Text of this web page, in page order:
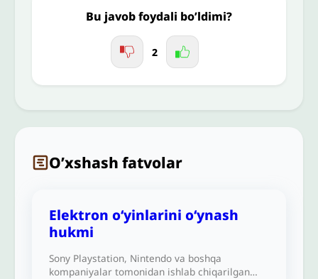
Bu javob foydali bo’ldimi?
2
O’xshash fatvolar
Elektron o‘yinlarini oʻynash
hukmi
Sony Playstation, Nintendo va boshqa
kompaniyalar tomonidan ishlab chiqarilgan